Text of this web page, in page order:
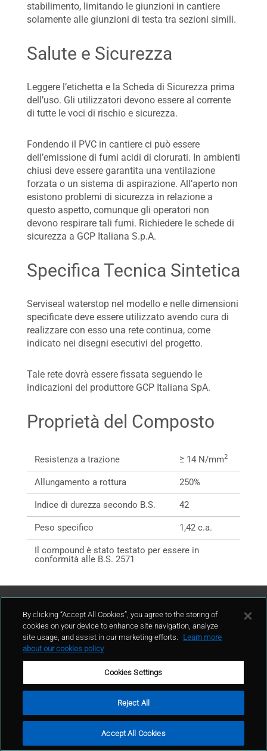
stabilimento, limitando le giunzioni in cantiere
solamente alle giunzioni di testa tra sezioni simili.
Salute e Sicurezza
Leggere l’etichetta e la Scheda di Sicurezza prima
dell’uso. Gli utilizzatori devono essere al corrente
di tutte le voci di rischio e sicurezza.
Fondendo il PVC in cantiere ci può essere
dell’emissione di fumi acidi di clorurati. In ambienti
chiusi deve essere garantita una ventilazione
forzata o un sistema di aspirazione. All’aperto non
esistono problemi di sicurezza in relazione a
questo aspetto, comunque gli operatori non
devono respirare tali fumi. Richiedere le schede di
sicurezza a GCP Italiana S.p.A.
Specifica Tecnica Sintetica
Serviseal waterstop nel modello e nelle dimensioni
specificate deve essere utilizzato avendo cura di
realizzare con esso una rete continua, come
indicato nei disegni esecutivi del progetto.
Tale rete dovrà essere fissata seguendo le
indicazioni del produttore GCP Italiana SpA.
Proprietà del Composto
Resistenza a trazione ≥ 14 N/mm2
Allungamento a rottura 250%
Indice di durezza secondo B.S. 42
Peso specifico 1,42 c.a.
Il compound è stato testato per essere in
conformità alle B.S. 2571
Contattaci
Condizioni d'uso
Politica sulla privacy
Cookie policy
Mappa del sito
Segnalazioni Whistleblowing
© GCP 2024
By clicking “Accept All Cookies”, you agree to the storing of
cookies on your device to enhance site navigation, analyze
site usage, and assist in our marketing efforts.
Learn more
about our cookies policy
Cookies Settings
Reject All
Accept All Cookies